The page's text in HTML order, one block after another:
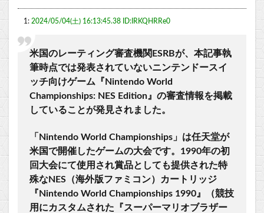
1: 2024/05/04(土) 16:13:45.38 ID:IRKQHRRe0
米国のレーティング審査機関ESRBが、本記事執
筆時点では発表されていないニンテンドースイ
ッチ向けゲーム『Nintendo World
Championships: NES Edition』の審査情報を掲載
していることが発見されました。
「Nintendo World Championships」は任天堂が
米国で開催したゲームの大会です。1990年の初
回大会にて使用され賞品としても提供された特
殊なNES（海外版ファミコン）カートリッジ
『Nintendo World Championships 1990』（競技
用にカスタムされた『スーパーマリオブラザー